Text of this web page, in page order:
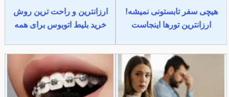
هیچی سفر تابستونی نمیشه!
ارزانترین تورها اینجاست
ارزانترین و راحت ترین روش
خرید بلیط اتوبوس برای همه